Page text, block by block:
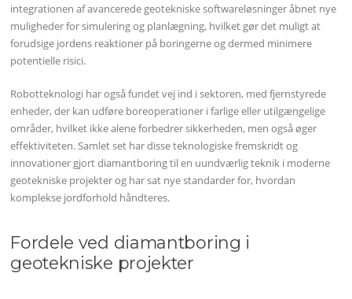
integrationen af avancerede geotekniske softwareløsninger åbnet nye
muligheder for simulering og planlægning, hvilket gør det muligt at
forudsige jordens reaktioner på boringerne og dermed minimere
potentielle risici.
Robotteknologi har også fundet vej ind i sektoren, med fjernstyrede
enheder, der kan udføre boreoperationer i farlige eller utilgængelige
områder, hvilket ikke alene forbedrer sikkerheden, men også øger
effektiviteten. Samlet set har disse teknologiske fremskridt og
innovationer gjort diamantboring til en uundværlig teknik i moderne
geotekniske projekter og har sat nye standarder for, hvordan
komplekse jordforhold håndteres.
Fordele ved diamantboring i
geotekniske projekter